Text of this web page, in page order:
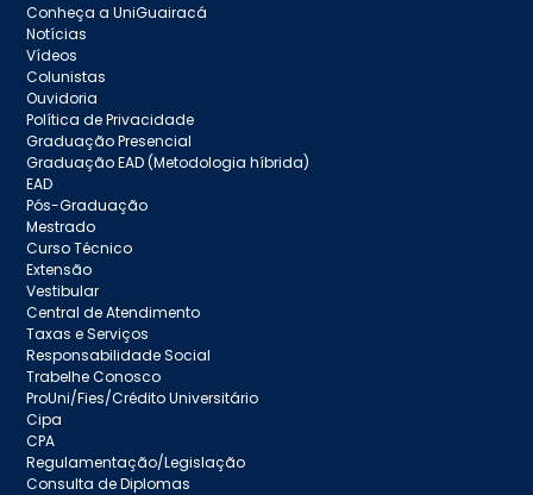
Conheça a UniGuairacá
Notícias
Vídeos
Colunistas
Ouvidoria
Política de Privacidade
Graduação Presencial
Graduação EAD (Metodologia híbrida)
EAD
Pós-Graduação
Mestrado
Curso Técnico
Extensão
Vestibular
Central de Atendimento
Taxas e Serviços
Responsabilidade Social
Trabelhe Conosco
ProUni/Fies/Crédito Universitário
Cipa
CPA
Regulamentação/Legislação
Consulta de Diplomas